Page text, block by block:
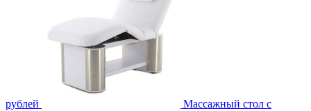
рублей
Массажный стол с